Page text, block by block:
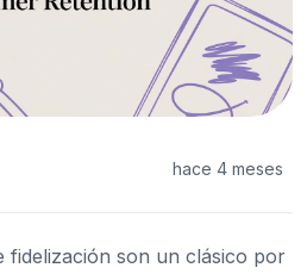
hace 4 meses
fidelización son un clásico por